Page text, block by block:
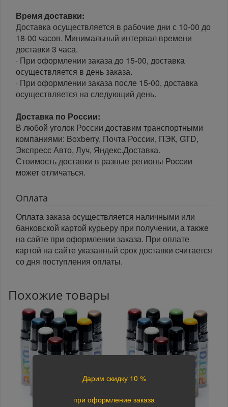
Время доставки:
Доставка осуществляется в рабочие дни с 10-00 до
18-00 часов. Минимальный интервал времени
доставки 3 часа.
· При оформлении заказа до 15-00, доставка
осуществляется в день заказа.
· При оформлении заказа после 15-00, доставка
осуществляется на следующий день.
Доставка по России:
В любой уголок России доставим транспортными
компаниями: Boxberry, Почта России, ПЭК, GTD,
Экспресс Авто, Луч, Яндекс.Доставка.
Стоимость доставки в разные регионы России
может отличаться.
Оплата
Оплата заказа осуществляется наличными или
банковской картой курьеру при получении, а также
на сайте при оформлении заказа. При оплате
картой на сайте указанный срок доставки считается
со дня поступления оплаты.
Похожие товары
Дарим скидку 10 %
при оформление заказа